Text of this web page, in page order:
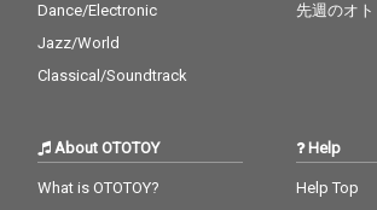
Dance/Electronic
Jazz/World
Classical/Soundtrack
先週のオト
About OTOTOY
What is OTOTOY?
Help
Help Top